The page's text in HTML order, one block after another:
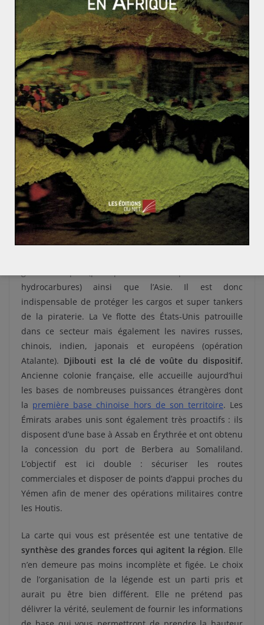
les plus grands du monde). Cela créé inévitablement
des tensions internes entre populations locales et
nouveaux arrivants tant leur nombre est important. Il
ne faut pas non plus oublier les déplacés internes
(personnes déplacées dans leur propre pays). Selon le
Haut Commissariat des Nations unies pour les réfugiés
(données à la fin 2016), ils seraient 2,2 millions en
République démocratique du Congo, 1,6 million en
Somalie, 1,9 million au Soudan du sud, 2,2 millions au
Soudan et plus de 2 millions au Yémen.
Si l’Afrique de l’Est et le golfe d’Aden apparaissent en
plein processus de fragmentation, il n’en demeure pas
moins que la région concentre unetrès forte présence
militaire étrangère. La raison est simple : le golfe
d’Aden est au carrefour de très grandes routes
commerciales permettant d’atteindre l’Europe (via le
hydrocarbures) ainsi que l’Asie. Il est donc
indispensable de protéger les cargos et super tankers
de la piraterie. La Ve flotte des États-Unis patrouille
dans ce secteur mais également les navires russes,
chinois, indien, japonais et européens (opération
Atalante). Djibouti est la clé de voûte du dispositif.
Ancienne colonie française, elle accueille aujourd’hui
les bases de nombreuses puissances étrangères dont
la première base chinoise hors de son territoire. Les
Émirats arabes unis sont également très proactifs : ils
disposent d’une base à Assab en Érythrée et ont obtenu
la concession du port de Berbera au Somaliland.
L’objectif est ici double : sécuriser les routes
commerciales et disposer de points d’appui proches du
Yémen afin de mener des opérations militaires contre
les Houtis.
La carte qui vous est présentée est une tentative de
synthèse des grandes forces qui agitent la région. Elle
n’en demeure pas moins incomplète et figée. Le choix
de l’organisation de la légende est un parti pris et
aurait pu être bien différent. Elle ne prétend pas
délivrer la vérité, seulement de fournir les informations